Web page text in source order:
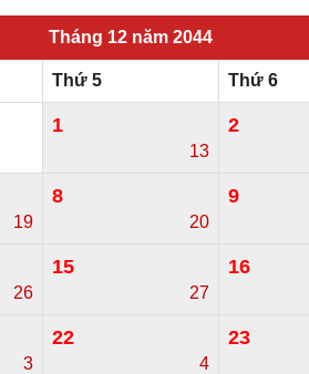
Tháng 12 năm 2044
Thứ 5 Thứ 6
1
13
2
19
8
20
9
26
15
27
16
3
22
4
23